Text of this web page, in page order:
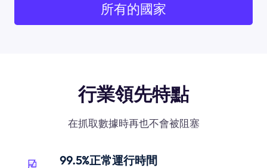
所有的國家
行業領先特點
在抓取數據時再也不會被阻塞
99.5%正常運行時間